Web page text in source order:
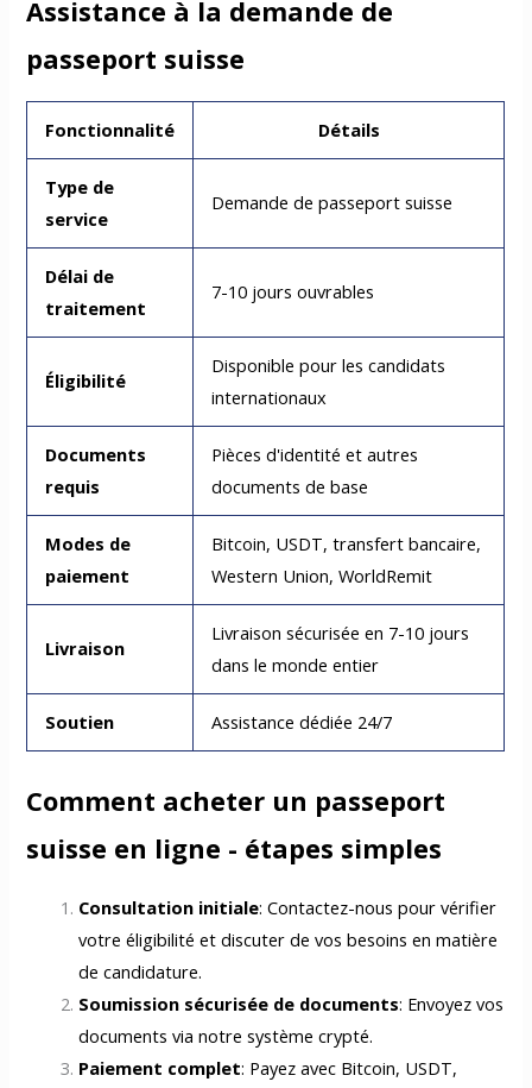
Assistance à la demande de
passeport suisse
Fonctionnalité Détails
Type de
service
Demande de passeport suisse
Délai de
traitement
7-10 jours ouvrables
Éligibilité
Disponible pour les candidats
internationaux
Documents
requis
Pièces d'identité et autres
documents de base
Modes de
paiement
Bitcoin, USDT, transfert bancaire,
Western Union, WorldRemit
Livraison
Livraison sécurisée en 7-10 jours
dans le monde entier
Soutien Assistance dédiée 24/7
Comment acheter un passeport
suisse en ligne - étapes simples
Consultation initiale: Contactez-nous pour vérifier
votre éligibilité et discuter de vos besoins en matière
de candidature.
Soumission sécurisée de documents: Envoyez vos
documents via notre système crypté.
Paiement complet: Payez avec Bitcoin, USDT,